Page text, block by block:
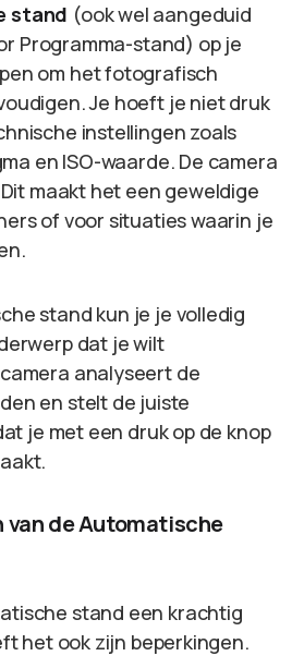
stand (ook wel aangeduid
Programma-stand) op je
om het fotografisch
Je hoeft je niet druk
instellingen zoals
en ISO-waarde. De camera
maakt het een geweldige
of voor situaties waarin je
stand kun je je volledig
dat je wilt
analyseert de
en stelt de juiste
je met een druk op de knop
van de Automatische
stand een krachtig
het ook zijn beperkingen.